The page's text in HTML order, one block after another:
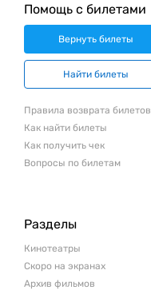
Помощь с билетами
Вернуть билеты
Найти билеты
Правила возврата билетов
Как найти билеты
Как получить чек
Вопросы по билетам
Разделы
Кинотеатры
Скоро на экранах
Архив фильмов